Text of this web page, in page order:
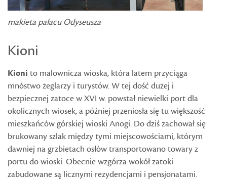
makieta pałacu Odyseusza
Kioni
Kioni to malownicza wioska, która latem przyciąga
mnóstwo żeglarzy i turystów. W tej dość dużej i
bezpiecznej zatoce w XVI w. powstał niewielki port dla
okolicznych wiosek, a później przeniosła się tu większość
mieszkańców górskiej wioski Anogi. Do dziś zachował się
brukowany szlak między tymi miejscowościami, którym
dawniej na grzbietach osłów transportowano towary z
portu do wioski. Obecnie wzgórza wokół zatoki
zabudowane są licznymi rezydencjami i pensjonatami.